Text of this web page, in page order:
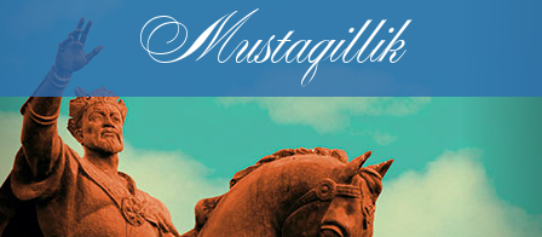
Mustaqillik
Previous